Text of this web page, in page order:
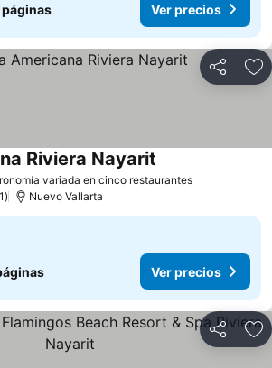
páginas Ver precios
Compartir
variada en cinco restaurantes
Riviera Nayarit
Nuevo Vallarta
Ver precios
Compartir